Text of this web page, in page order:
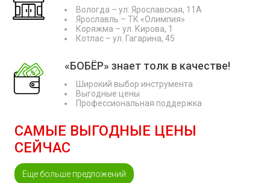
Вологда – ул. Ярославская, 11А
Ярославль – ТК «Олимпия»
Коряжма – ул. Кирова, 1
Котлас – ул. Гагарина, 45
«БОБЁР» знает толк в качестве!
Широкий выбор инструмента
Выгодные цены
Профессиональная поддержка
САМЫЕ ВЫГОДНЫЕ ЦЕНЫ
СЕЙЧАС
Еще больше предложений